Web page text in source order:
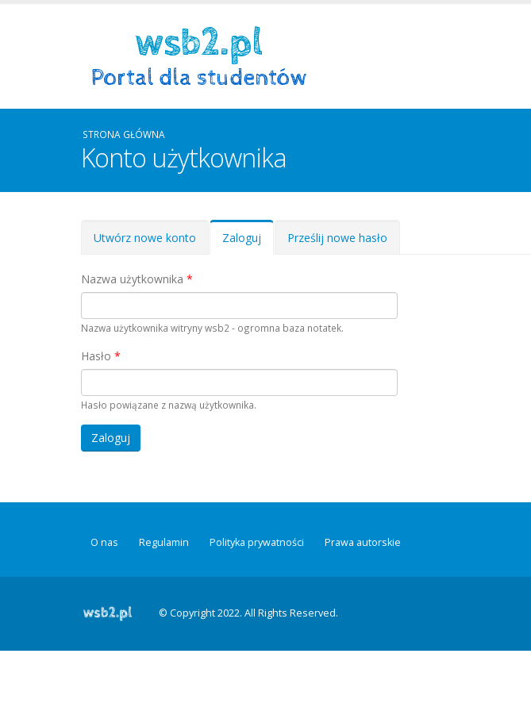
STRONA GŁÓWNA
Konto użytkownika
Zakładki podstawowe
Utwórz nowe konto Zaloguj (aktywnaPrześlij nowe hasło
Nazwa użytkownika *
Nazwa użytkownika witryny wsb2 - ogromna baza notatek.
Hasło *
Hasło powiązane z nazwą użytkownika.
O nas Regulamin Polityka prywatności Prawa autorskie
© Copyright 2022. All Rights Reserved.